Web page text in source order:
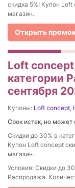
скидка 5%! Купон Loft
магазин.
Открыть
Loft
категории
сентября
Купоны: Loft concept,
Срок истек, но может
Скидки до 30% в
Купон Loft concept
магазин.
Условия: Скидки до
Распродажа.